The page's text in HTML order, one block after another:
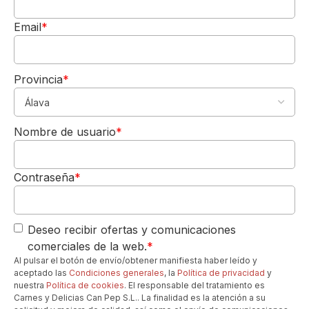
Decantación:Se recomiendadecantar
este vino entre 30 y 60 minutos antes de
joven. Esto permite que el vino se abra,
libere sus aromas más complejos y
suavice sus taninos, realzando su
Temperatura Ideal:Sírvalo entre15°C y
su acidez y frescura, mientras que una
más alta podría acentuar demasiado el
La Copa Perfecta:Utilice unacopa tipo
Borgoñao una copa de Pinot Noir
específica. Su forma ancha y el borde más
estrecho concentran los delicados aromas
frutales y terrosos, y permiten que el vino
5,00€
DE REGALO
Para tu 1º pedido
Los quiero-->
Email*
Provincia*
Nombre de usuario*
Contraseña*
Deseo recibir ofertas y comunicaciones
comerciales de la web.*
Al pulsar el botón de envío/obtener manifiesta haber leído y
aceptado las Condiciones generales, la Política de privacidad y
nuestra Política de cookies. El responsable del tratamiento es
Carnes y Delicias Can Pep S.L.. La finalidad es la atención a su